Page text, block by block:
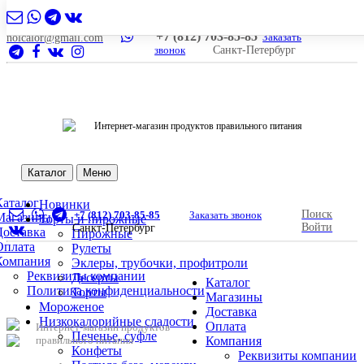
nolcalor@gmail.com +7 (812) 703-85-85 Заказать
звонок
Санкт-Петербург
Интернет-магазин продуктов правильного питания
Каталог Меню
Реквизиты компании
Политика конфиденциальности
Новинки
Торты и пирожные
Пирожные
Рулеты
Эклеры, трубочки, профитроли
Десерты
Торты
Мороженое
Низкокалорийные сладости
Печенье, суфле
Конфеты
+7 (812) 703-85-85
Заказать звонок
Санкт-Петербург
Поиск
Войти
Интернет-магазин продуктов
правильного питания
Каталог
Магазины
Доставка
Оплата
Компания
Реквизиты компании